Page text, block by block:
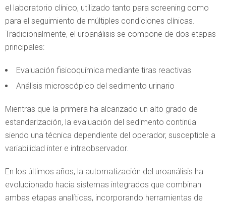
el laboratorio clínico, utilizado tanto para screening como
para el seguimiento de múltiples condiciones clínicas.
Tradicionalmente, el uroanálisis se compone de dos etapas
principales:
Evaluación fisicoquímica mediante tiras reactivas
Análisis microscópico del sedimento urinario
Mientras que la primera ha alcanzado un alto grado de
estandarización, la evaluación del sedimento continúa
siendo una técnica dependiente del operador, susceptible a
variabilidad inter e intraobservador.
En los últimos años, la automatización del uroanálisis ha
evolucionado hacia sistemas integrados que combinan
ambas etapas analíticas, incorporando herramientas de